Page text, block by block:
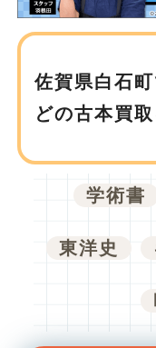
佐賀県白石
どの古本買
学術書
東洋史